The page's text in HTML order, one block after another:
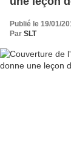
Publié le 19/01/
Par SLT